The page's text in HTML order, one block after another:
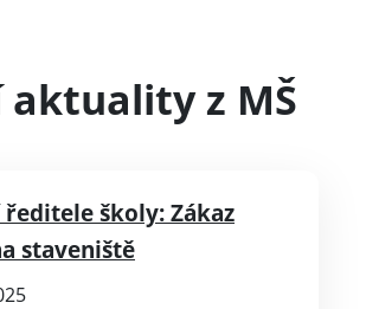
aktuality z MŠ
školy: Zákaz
staveniště